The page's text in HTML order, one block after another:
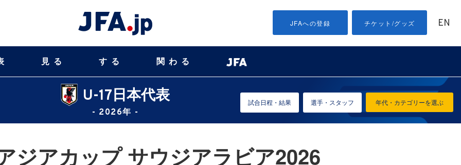
JFAへの登録 チケット/グッズ EN
見る する 関わる
U-17日本代表
- 2026年 -
年代・カテゴリーを選ぶ
試合日程・結果 選手・スタッフ
ジアカップ サウジアラビア2026